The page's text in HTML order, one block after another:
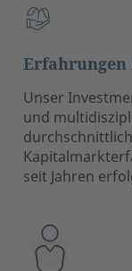
Unser
und
seit Jahren